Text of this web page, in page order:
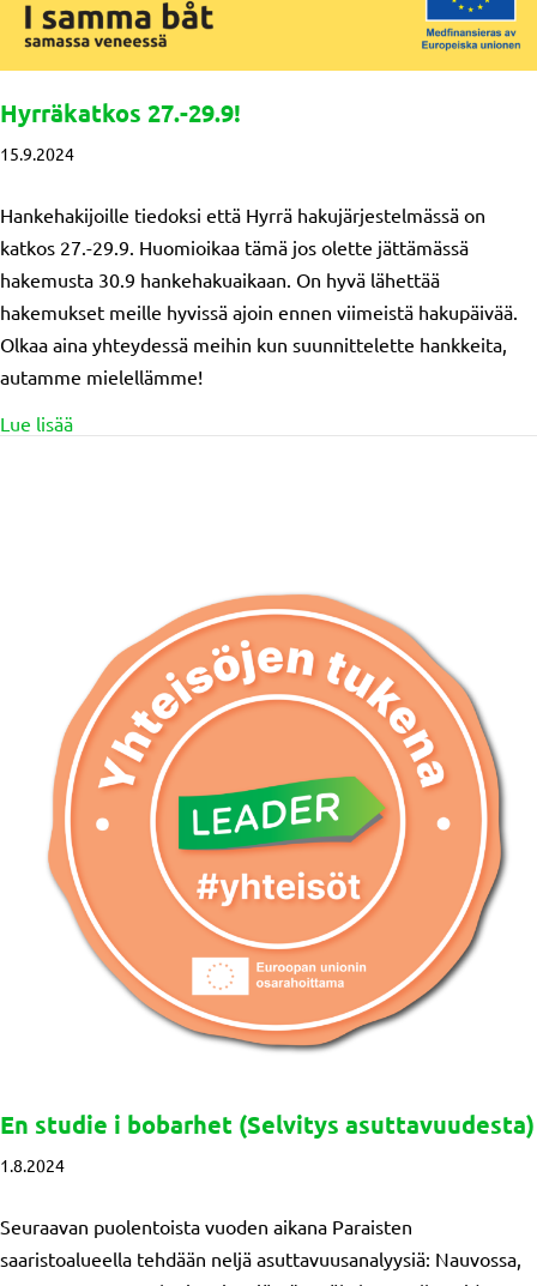
Hyrräkatkos 27.-29.9!
15.9.2024
Hankehakijoille tiedoksi että Hyrrä hakujärjestelmässä on
katkos 27.-29.9. Huomioikaa tämä jos olette jättämässä
hakemusta 30.9 hankehakuaikaan. On hyvä lähettää
hakemukset meille hyvissä ajoin ennen viimeistä hakupäivää.
Olkaa aina yhteydessä meihin kun suunnittelette hankkeita,
autamme mielellämme!
Lue lisääabout Hyrräkatkos 27.-29.9!
En studie i bobarhet (Selvitys asuttavuudesta)
1.8.2024
Seuraavan puolentoista vuoden aikana Paraisten
saaristoalueella tehdään neljä asuttavuusanalyysiä: Nauvossa,